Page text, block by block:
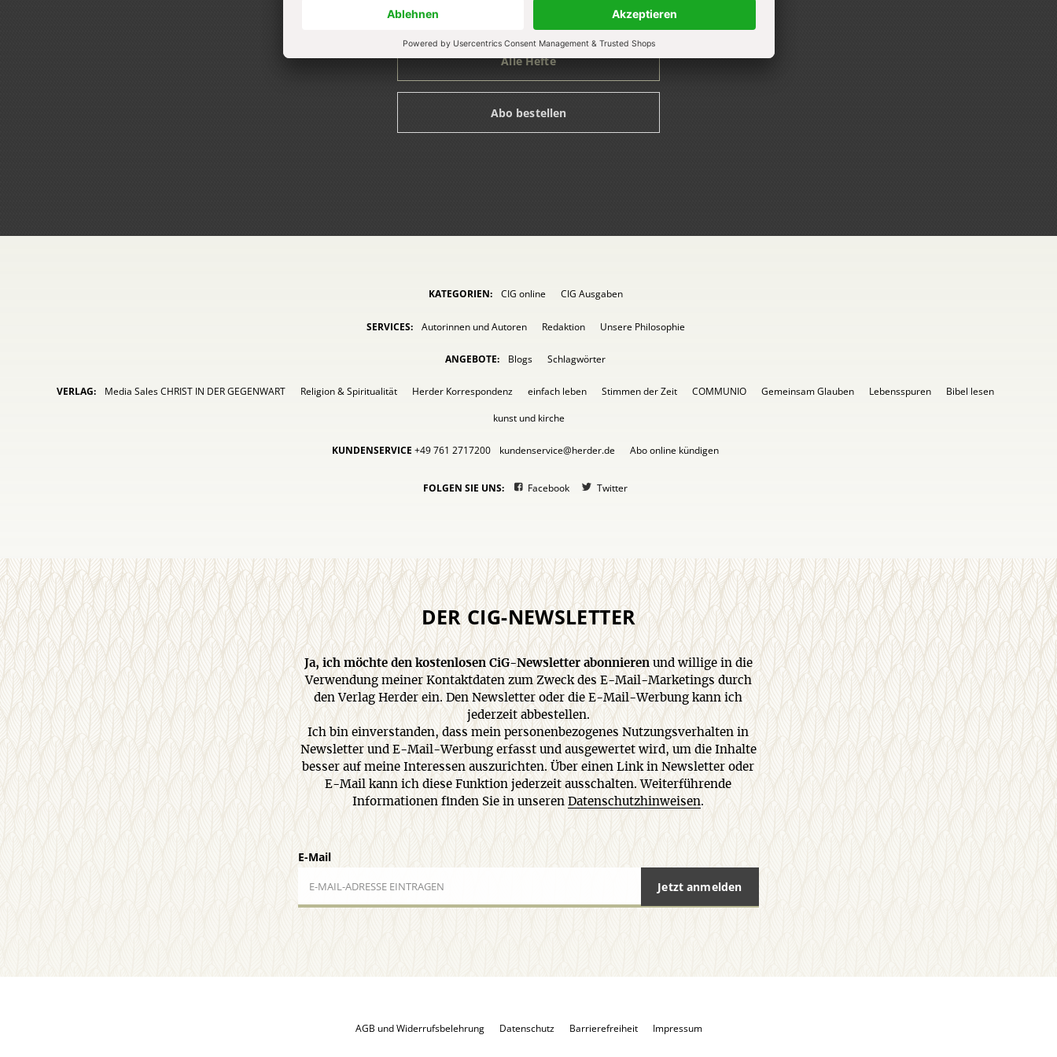
Alle Hefte
Abo bestellen
KATEGORIEN: CIG online CIG Ausgaben
SERVICES: Autorinnen und Autoren Redaktion Unsere Philosophie
ANGEBOTE: Blogs Schlagwörter
VERLAG: Media Sales CHRIST IN DER GEGENWART Religion & Spiritualität Herder Korrespondenz einfach leben Stimmen der Zeit COMMUNIO Gemeinsam Glauben Lebensspuren
Bibel lesen
kunst und kirche
KUNDENSERVICE +49 761 2717200 kundenservice@herder.de Abo online kündigen
FOLGEN SIE UNS: Facebook Twitter
DER CIG-NEWSLETTER
Ja, ich möchte den kostenlosen CiG-Newsletter abonnierenund willige in die
Verwendung meiner Kontaktdaten zum Zweck des E-Mail-Marketings durch
den Verlag Herder ein. Den Newsletter oder die E-Mail-Werbung kann ich
jederzeit abbestellen.
Ich bin einverstanden, dass mein personenbezogenes Nutzungsverhalten in
Newsletter und E-Mail-Werbung erfasst und ausgewertet wird, um die Inhalte
besser auf meine Interessen auszurichten. Über einen Link in Newsletter oder
E-Mail kann ich diese Funktion jederzeit ausschalten. Weiterführende
Informationen finden Sie in unserenDatenschutzhinweisen.
E-Mail
Jetzt anmelden
AGB und Widerrufsbelehrung Datenschutz Barrierefreiheit Impressum